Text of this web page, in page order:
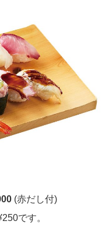
(赤だし付)
です。